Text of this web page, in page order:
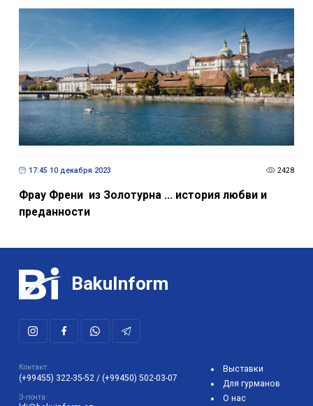
17:45 10 декабря 2023 2428
Фрау Френи из Золотурна ... история любви и
преданности
BakuInform
Контакт:
(+99455) 322-35-52 / (+99450) 502-03-07
Э-почта:
Выставки
Для гурманов
О нас